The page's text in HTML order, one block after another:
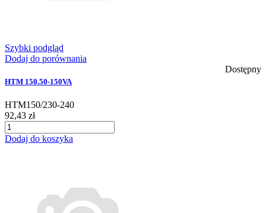
Szybki podgląd
Dodaj do porównania
Dostępny
HTM 150.50-150VA
HTM150/230-240
92,43 zł
Dodaj do koszyka